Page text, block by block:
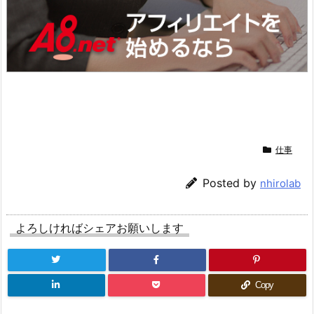
仕事
Posted by nhirolab
よろしければシェアお願いします
Copy